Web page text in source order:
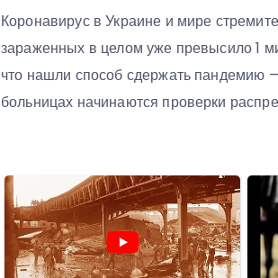
Коронавирус в Украине и мире
зараженных в целом уже превысило 1
что нашли способ сдержать пандемию
больницах начинаются проверки